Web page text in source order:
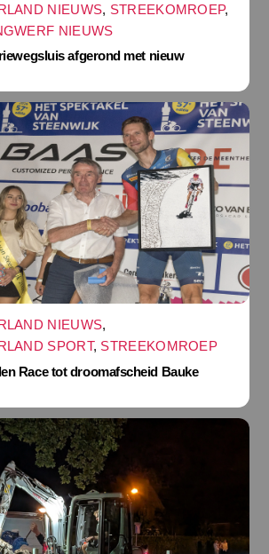
NIEUWS, STREEKOMROEP,
NIEUWS
afgerond met nieuw
NIEUWS,
SPORT, STREEKOMROEP
Race tot droomafscheid Bauke